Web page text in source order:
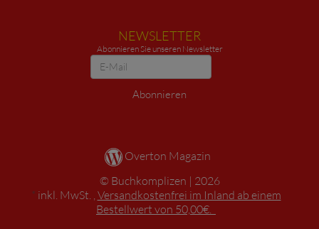
NEWSLETTER
Abonnieren Sie unseren Newsletter
Newsletter
Abonnieren
Overton Magazin
Buchkomplizen
2026
* inkl. MwSt. , Versandkostenfrei im Inland ab einem
Bestellwert von 50,00€.